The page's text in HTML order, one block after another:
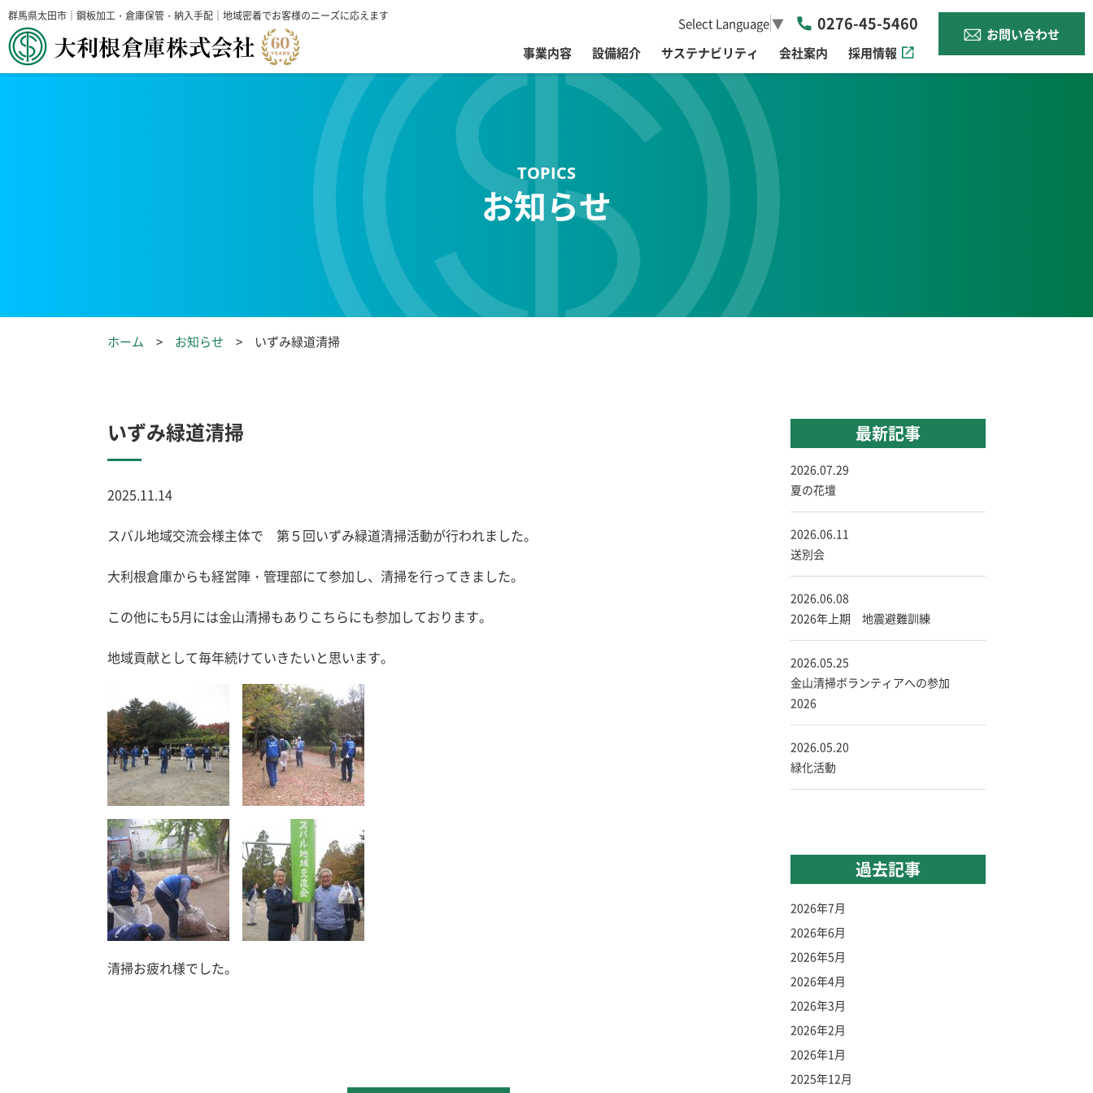
群馬県太田市｜鋼板加工・倉庫保管・納入手配｜地域密着でお客様のニーズに応えます 0276-45-5460
事業内容 設備紹介 サステナビリティ 会社案内 採用情報
お問い合わせ
Select Language▼
お知らせ
ホーム お知らせ いずみ緑道清掃
いずみ緑道清掃
2025.11.14
スバル地域交流会様主体で 第５回いずみ緑道清掃活動が行われました。
大利根倉庫からも経営陣・管理部にて参加し、清掃を行ってきました。
この他にも5月には金山清掃もありこちらにも参加しております。
地域貢献として毎年続けていきたいと思います。
清掃お疲れ様でした。
最新記事
2026.07.29
夏の花壇
2026.06.11
送別会
2026.06.08
2026年上期 地震避難訓練
2026.05.25
金山清掃ボランティアへの参加
2026
2026.05.20
緑化活動
過去記事
2026年7月
2026年6月
2026年5月
2026年4月
2026年3月
2026年2月
2026年1月
2025年12月